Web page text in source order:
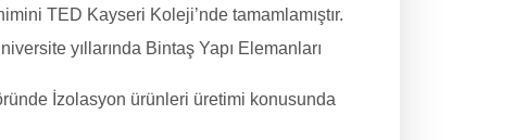
TED Kayseri Koleji’nde tamamlamıştır.
yıllarında Bintaş Yapı Elemanları
İzolasyon ürünleri üretimi konusunda